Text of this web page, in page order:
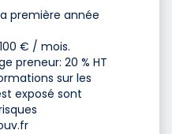
première année
€ / mois.
preneur: 20 % HT
sur les
exposé sont